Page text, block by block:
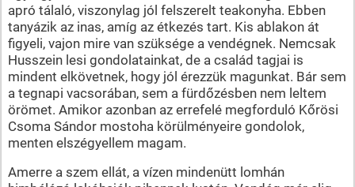
apró tálaló, viszonylag jól felszerelt teakonyha. Ebben
tanyázik az inas, amíg az étkezés tart. Kis ablakon át
figyeli, vajon mire van szüksége a vendégnek. Nemcsak
Husszein lesi gondolatainkat, de a család tagjai is
mindent elkövetnek, hogy jól érezzük magunkat. Bár sem
a tegnapi vacsorában, sem a fürdőzésben nem leltem
örömet. Amikor azonban az errefelé megforduló Kőrösi
Csoma Sándor mostoha körülményeire gondolok,
menten elszégyellem magam.
Amerre a szem ellát, a vízen mindenütt lomhán